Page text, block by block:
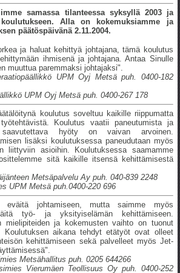
samassa tilanteessa syksyllä 2003 ja
Alla on kokemuksiamme ja
päätöspäivänä 2.11.2004.
ja haluat kehittyä johtajana, tämä koulutus
ihmisenä ja johtajana. Antaa Sinulle
muuttua paremmaksi johtajaksi".
UPM Oyj Metsä puh. 0400-182
UPM Oyj Metsä puh. 0400-267 178
koulutus soveltuu kaikille riippumatta
Koulutus vaatii paneutumista ja
hyöty on vaivan arvoinen.
lisäksi koulutuksessa paneudutaan myös
liittyviin asioihin. Koulutuksessa saamamme
sitä kaikille itsensä kehittämisestä
Metsäpalvelu Ay puh. 040-839 2248
UPM Metsä puh.0400-220 696
eväitä johtamiseen, mutta saimme myös
työ- ja yksityiselämän kehittämiseen.
mielipiteiden ja kokemusten vaihto on tuonut
Koulutuksen aikana tehdyt etätyöt ovat olleet
kehittämiseen sekä palvelleet myös Jet-
Metsähallitus puh. 0205 644266
Vierumäen Teollisuus Oy puh. 0400-252